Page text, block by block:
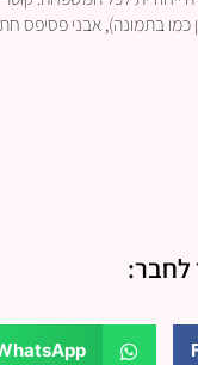
כמו בתמונה), אבני פסיפס
לחבר: